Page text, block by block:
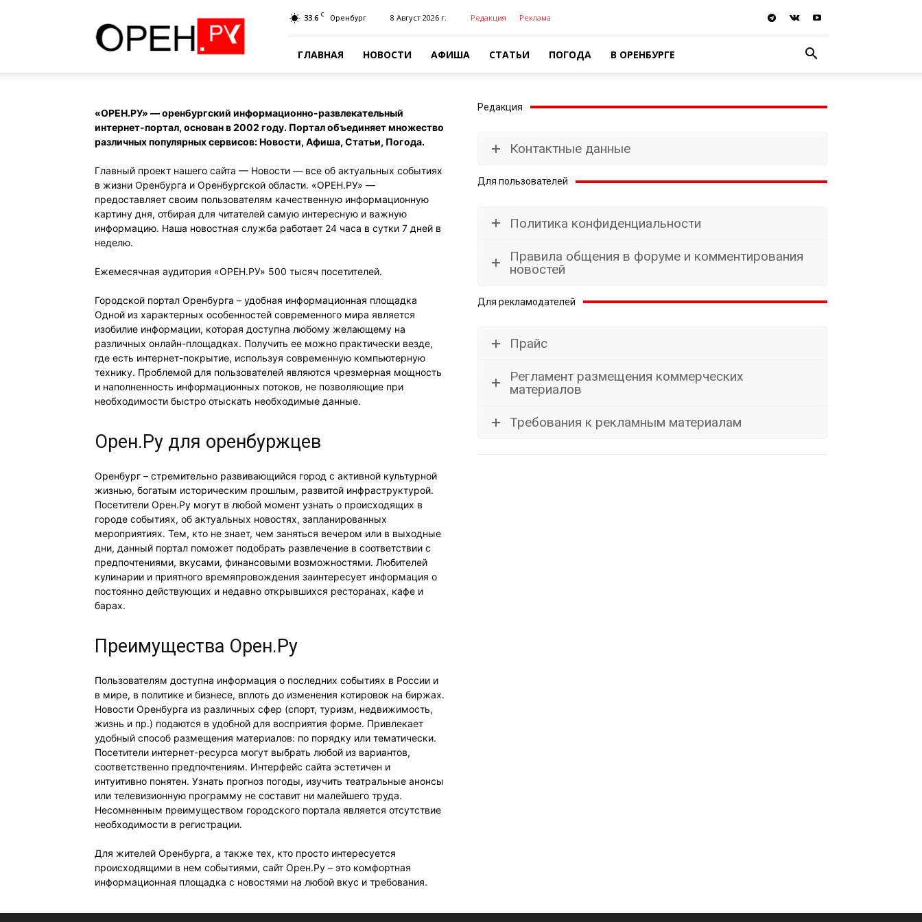
33.6 C Оренбург 8 Август 2026 г. Редакция Реклама
ГЛАВНАЯ НОВОСТИ АФИША СТАТЬИ ПОГОДА В ОРЕНБУРГЕ
«ОРЕН.РУ» — оренбургский информационно-развлекательный
интернет-портал, основан в 2002 году. Портал объединяет множество
различных популярных сервисов: Новости, Афиша, Статьи, Погода.
Главный проект нашего сайта — Новости — все об актуальных событиях
в жизни Оренбурга и Оренбургской области. «ОРЕН.РУ» —
предоставляет своим пользователям качественную информационную
картину дня, отбирая для читателей самую интересную и важную
информацию. Наша новостная служба работает 24 часа в сутки 7 дней в
неделю.
Ежемесячная аудитория «ОРЕН.РУ» 500 тысяч посетителей.
Городской портал Оренбурга – удобная информационная площадка
Одной из характерных особенностей современного мира является
изобилие информации, которая доступна любому желающему на
различных онлайн-площадках. Получить ее можно практически везде,
где есть интернет-покрытие, используя современную компьютерную
технику. Проблемой для пользователей являются чрезмерная мощность
и наполненность информационных потоков, не позволяющие при
необходимости быстро отыскать необходимые данные.
Орен.Ру для оренбуржцев
Оренбург – стремительно развивающийся город с активной культурной
жизнью, богатым историческим прошлым, развитой инфраструктурой.
Посетители Орен.Ру могут в любой момент узнать о происходящих в
городе событиях, об актуальных новостях, запланированных
мероприятиях. Тем, кто не знает, чем заняться вечером или в выходные
дни, данный портал поможет подобрать развлечение в соответствии с
предпочтениями, вкусами, финансовыми возможностями. Любителей
кулинарии и приятного времяпровождения заинтересует информация о
постоянно действующих и недавно открывшихся ресторанах, кафе и
барах.
Преимущества Орен.Ру
Пользователям доступна информация о последних событиях в России и
в мире, в политике и бизнесе, вплоть до изменения котировок на биржах.
Новости Оренбурга из различных сфер (спорт, туризм, недвижимость,
жизнь и пр.) подаются в удобной для восприятия форме. Привлекает
удобный способ размещения материалов: по порядку или тематически.
Посетители интернет-ресурса могут выбрать любой из вариантов,
соответственно предпочтениям. Интерфейс сайта эстетичен и
интуитивно понятен. Узнать прогноз погоды, изучить театральные анонсы
или телевизионную программу не составит ни малейшего труда.
Несомненным преимуществом городского портала является отсутствие
необходимости в регистрации.
Для жителей Оренбурга, а также тех, кто просто интересуется
происходящими в нем событиями, сайт Орен.Ру – это комфортная
информационная площадка с новостями на любой вкус и требования.
Редакция
Контактные данные
Для пользователей
Политика конфиденциальности
Правила общения в форуме и комментирования
новостей
Для рекламодателей
Прайс
Регламент размещения коммерческих
материалов
Требования к рекламным материалам